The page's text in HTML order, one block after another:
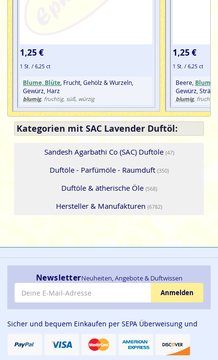
1,25 €
1 St. / 6,25 ct
Blume, Blüte , Frucht, Gehölz & Wurzeln,
Gewürz, Harz
blumig, fruchtig, süß, würzig
1,25 €
1 St. / 6,25 ct
Beere, Blume,
Gewürz,
blumig,
Kategorien mit SAC Lavender Duftöl:
Sandesh Agarbathi Co (SAC) Duftöle (47)
Duftöle - Parfümöle - Raumduft (350)
Duftöle & ätherische Öle (568)
Hersteller & Manufakturen (6782)
NewsletterNeuheiten, Angebote & Duftwissen
E-Mail-Adresse
Anmelden
Sicher und bequem Einkaufen per SEPA Überweisung und